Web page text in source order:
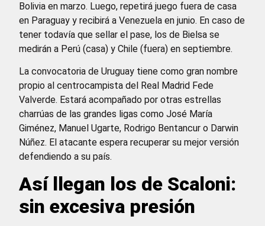
Bolivia en marzo. Luego, repetirá juego fuera de casa
en Paraguay y recibirá a Venezuela en junio. En caso de
tener todavía que sellar el pase, los de Bielsa se
medirán a Perú (casa) y Chile (fuera) en septiembre.
La convocatoria de Uruguay tiene como gran nombre
propio al centrocampista del Real Madrid Fede
Valverde. Estará acompañado por otras estrellas
charrúas de las grandes ligas como José María
Giménez, Manuel Ugarte, Rodrigo Bentancur o Darwin
Núñez. El atacante espera recuperar su mejor versión
defendiendo a su país.
Así llegan los de Scaloni:
sin excesiva presión